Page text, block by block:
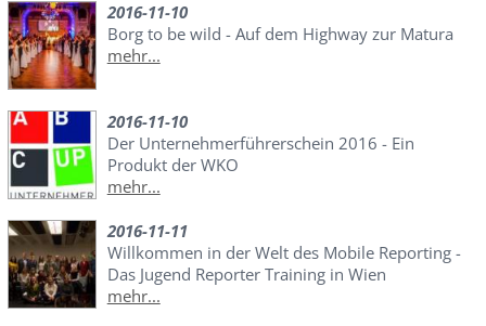
2016-11-10
Borg to be wild - Auf dem Highway zur Matura
mehr...
2016-11-10
Der Unternehmerführerschein 2016 - Ein
Produkt der WKO
mehr...
2016-11-11
Willkommen in der Welt des Mobile Reporting -
Das Jugend Reporter Training in Wien
mehr...